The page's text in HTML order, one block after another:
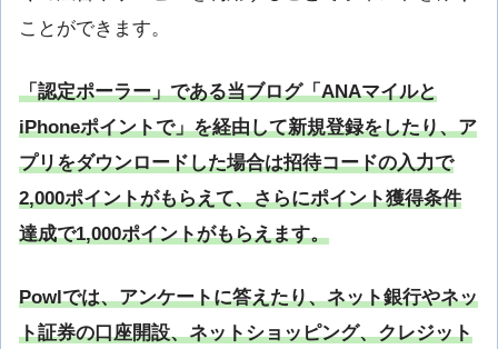
ことができます。
「認定ポーラー」である当ブログ「ANAマイルと
iPhoneポイントで」を経由して新規登録をしたり、ア
プリをダウンロードした場合は招待コードの入力で
2,000ポイントがもらえて、さらにポイント獲得条件
達成で1,000ポイントがもらえます。
Powlでは、アンケートに答えたり、ネット銀行やネッ
ト証券の口座開設、ネットショッピング、クレジット